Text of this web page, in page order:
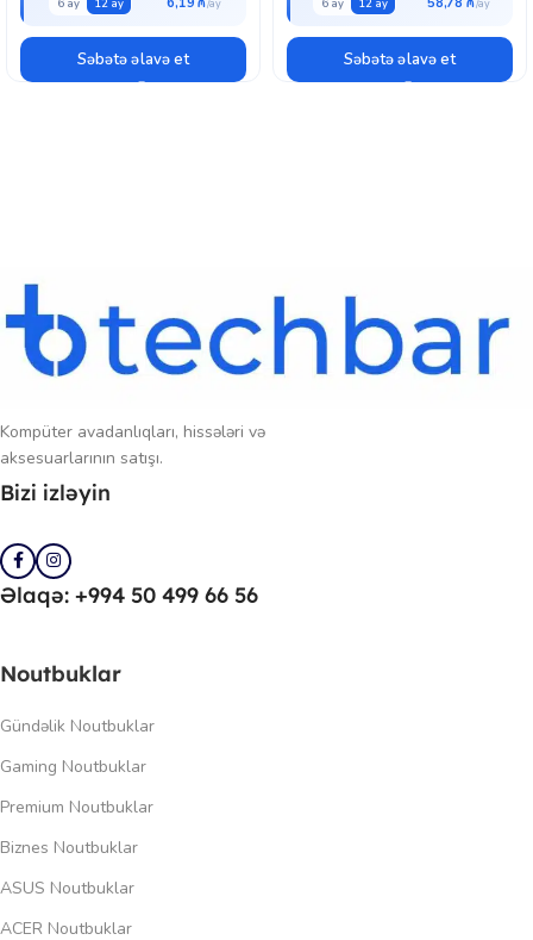
Səbətə əlavə et Səbətə əlavə et
Kompüter avadanlıqları, hissələri və
aksesuarlarının satışı.
Bizi izləyin
Əlaqə: +994 50 499 66 56
Noutbuklar
Gündəlik Noutbuklar
Gaming Noutbuklar
Premium Noutbuklar
Biznes Noutbuklar
ASUS Noutbuklar
ACER Noutbuklar